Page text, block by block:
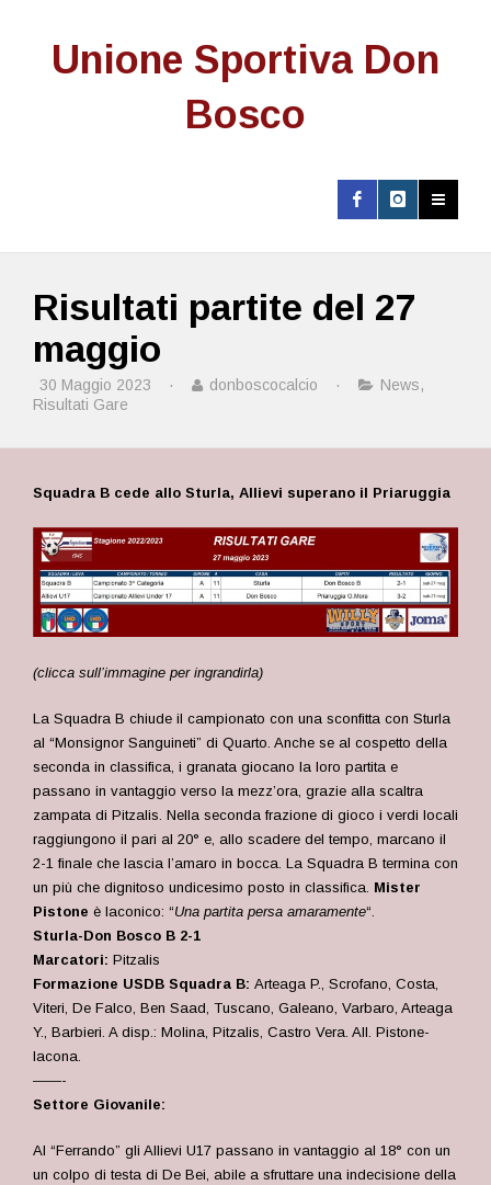
Unione Sportiva Don
Bosco
Risultati partite del 27
maggio
30 Maggio 2023 · donboscocalcio · News,
Risultati Gare
Squadra B cede allo Sturla, Allievi superano il Priaruggia
(clicca sull’immagine per ingrandirla)
La Squadra B chiude il campionato con una sconfitta con Sturla
al “Monsignor Sanguineti” di Quarto. Anche se al cospetto della
seconda in classifica, i granata giocano la loro partita e
passano in vantaggio verso la mezz’ora, grazie alla scaltra
zampata di Pitzalis. Nella seconda frazione di gioco i verdi locali
raggiungono il pari al 20° e, allo scadere del tempo, marcano il
2-1 finale che lascia l’amaro in bocca. La Squadra B termina con
un più che dignitoso undicesimo posto in classifica. Mister
Pistone è laconico: “Una partita persa amaramente“.
Sturla-Don Bosco B 2-1
Marcatori: Pitzalis
Formazione USDB Squadra B: Arteaga P., Scrofano, Costa,
Viteri, De Falco, Ben Saad, Tuscano, Galeano, Varbaro, Arteaga
Y., Barbieri. A disp.: Molina, Pitzalis, Castro Vera. All. Pistone-
Iacona.
——-
Settore Giovanile:
Al “Ferrando” gli Allievi U17 passano in vantaggio al 18° con un
un colpo di testa di De Bei, abile a sfruttare una indecisione della